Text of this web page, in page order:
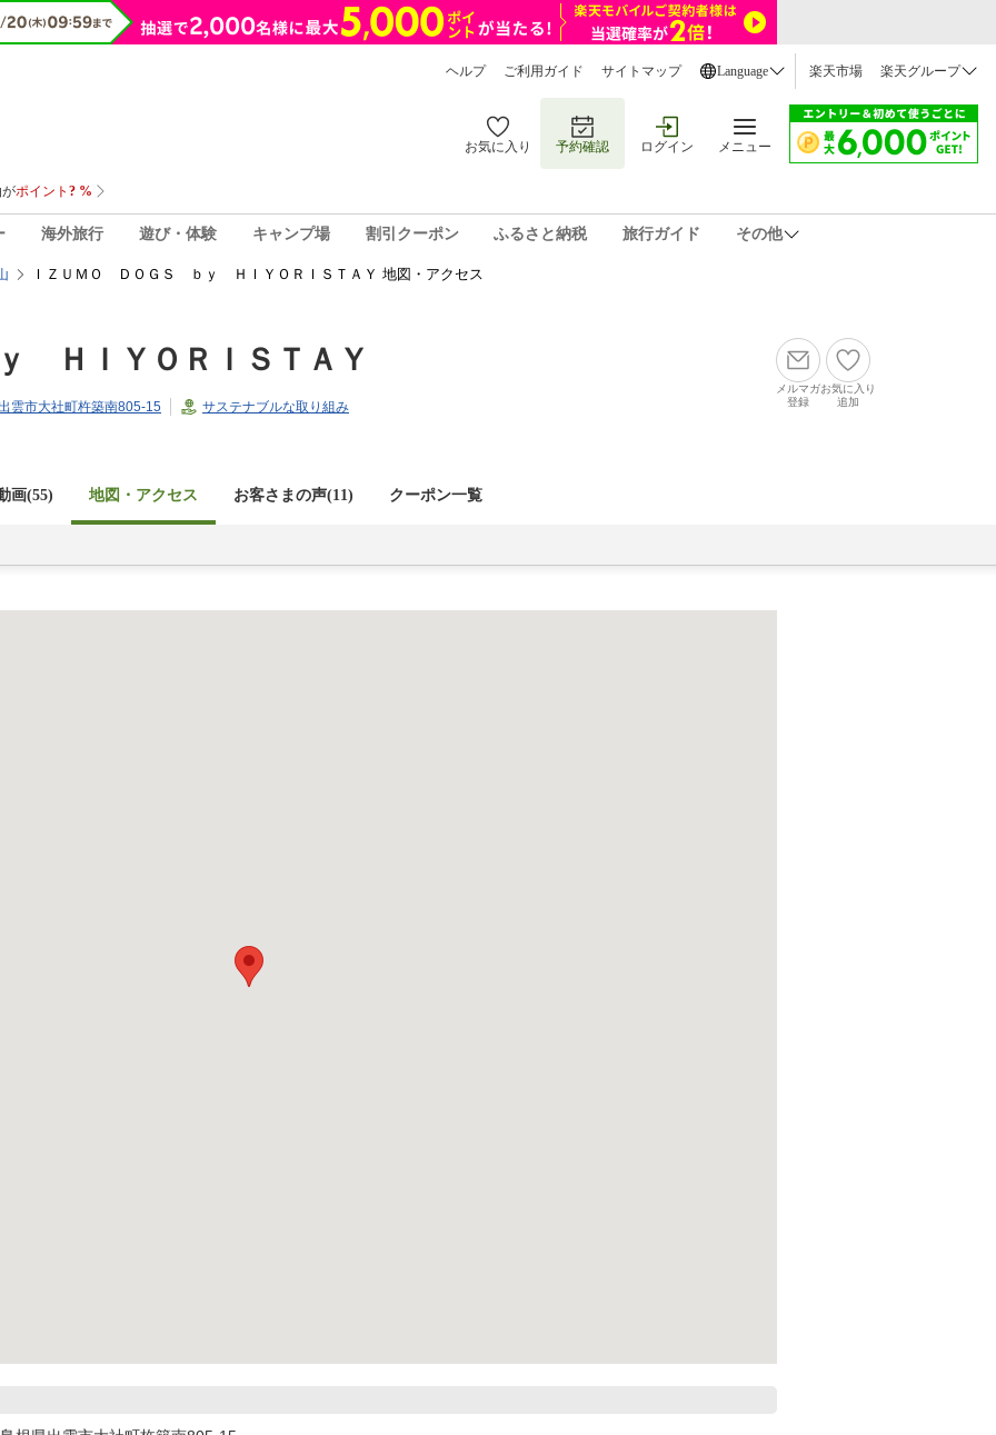
ヘルプ ご利用ガイド サイトマップ Language 楽天市場 楽天グループ
お気に入り 予約確認 ログイン メニュー
海外旅行 遊び・体験 キャンプ場 割引クーポン ふるさと納税 旅行ガイド その他
ＩＺＵＭＯ ＤＯＧＳ ｂｙ ＨＩＹＯＲＩＳＴＡＹ 地図・アクセス
ＨＩＹＯＲＩＳＴＡＹ
雲市大社町杵築南805-15 サステナブルな取り組み
メルマガ
登録
お気に入り
追加
画(55) 地図・アクセス お客さまの声(11) クーポン一覧